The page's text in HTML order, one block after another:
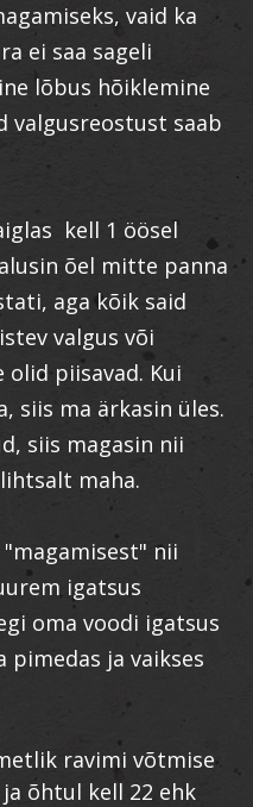
vaid ka
ei saa sageli
lõbus hõiklemine
valgusreostust saab
kell 1 öösel
õel mitte panna
aga kõik said
valgus või
piisavad. Kui
siis ma ärkasin üles.
siis magasin nii
maha.
nii
igatsus
oma voodi igatsus
pimedas ja vaikses
ravimi võtmise
õhtul kell 22 ehk